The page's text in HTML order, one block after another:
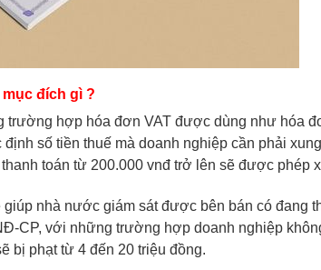
đích gì ?
trường hợp hóa đơn VAT được dùng như hóa
số tiền thuế mà doanh nghiệp cần phải
toán từ 200.000 vnđ trở lên sẽ được phép
giúp nhà nước giám sát được bên bán có đang
CP, với những trường hợp doanh nghiệp
bị phạt từ 4 đến 20 triệu đồng.